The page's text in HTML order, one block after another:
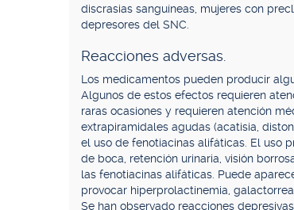
discrasias sanguíneas, mujeres con
depresores del SNC.
Reacciones adversas.
Los medicamentos pueden producir
Algunos de estos efectos requieren
raras ocasiones y requieren atención
extrapiramidales agudas (acatisia,
el uso de fenotiacinas alifáticas. El uso
de boca, retención urinaria, visión
las fenotiacinas alifáticas. Puede
provocar hiperprolactinemia,
Se han observado reacciones